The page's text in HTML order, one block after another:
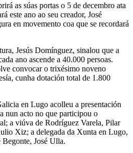
as súas portas o 5 de decembro ata
este ano ao seu creador, José
en movemento coa que se recordará
Jesús Domínguez, sinalou que a
ano ascende a 40.000 persoas.
convocar o trixésimo noveno
cunha dotación total de 1.800
en Lugo acolleu a presentación
nun acto no que participou o
a viúva de Rodríguez Varela, Pilar
Xiz; a delegada da Xunta en Lugo,
José Ulla.